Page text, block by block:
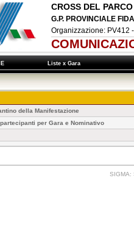
CROSS DEL
G.P. PROVINCIALE
Organizzazione: PV412
Liste x Gara
della Manifestazione
per Gara e Nominativo
SIGMA: